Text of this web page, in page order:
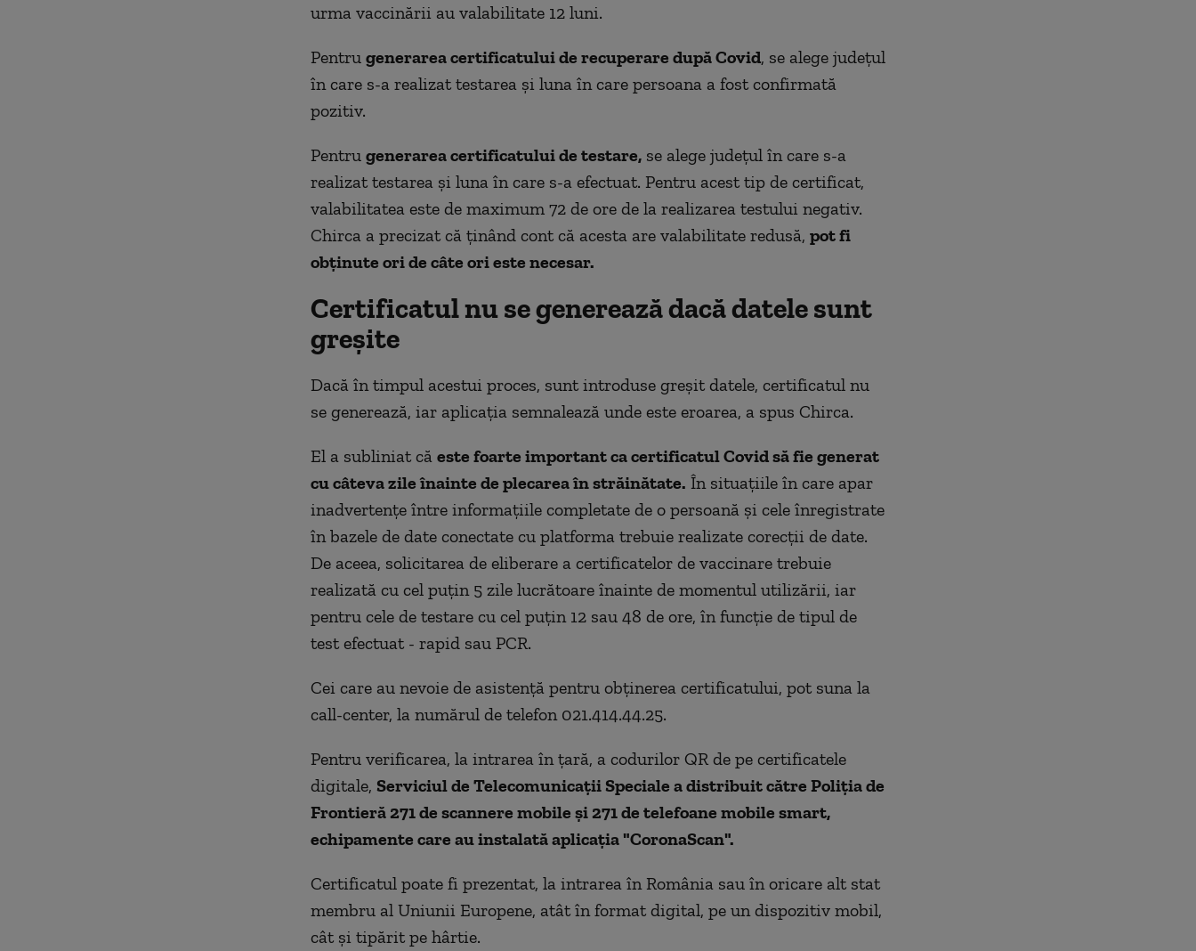
urma vaccinării au valabilitate 12 luni.
Pentru generarea certificatului de recuperare după Covid, se alege județul
în care s-a realizat testarea și luna în care persoana a fost confirmată
pozitiv.
Pentru generarea certificatului de testare,se alege județul în care s-a
realizat testarea și luna în care s-a efectuat. Pentru acest tip de certificat,
valabilitatea este de maximum 72 de ore de la realizarea testului negativ.
Chirca a precizat că ținând cont că acesta are valabilitate redusă, pot fi
obținute ori de câte ori este necesar.
Certificatul nu se generează dacă datele sunt
greșite
Dacă în timpul acestui proces, sunt introduse greșit datele, certificatul nu
se generează, iar aplicația semnalează unde este eroarea, a spus Chirca.
El a subliniat că este foarte important ca certificatul Covid să fie generat
cu câteva zile înainte de plecarea în străinătate. În situațiile în care apar
inadvertențe între informațiile completate de o persoană și cele înregistrate
în bazele de date conectate cu platforma trebuie realizate corecții de date.
De aceea, solicitarea de eliberare a certificatelor de vaccinare trebuie
realizată cu cel puțin 5 zile lucrătoare înainte de momentul utilizării, iar
pentru cele de testare cu cel puțin 12 sau 48 de ore, în funcție de tipul de
test efectuat - rapid sau PCR.
Cei care au nevoie de asistență pentru obținerea certificatului, pot suna la
call-center, la numărul de telefon 021.414.44.25.
Pentru verificarea, la intrarea în țară, a codurilor QR de pe certificatele
digitale, Serviciul de Telecomunicații Speciale a distribuit către Poliția de
Frontieră 271 de scannere mobile și 271 de telefoane mobile smart,
echipamente care au instalată aplicația "CoronaScan".
Certificatul poate fi prezentat, la intrarea în România sau în oricare alt stat
membru al Uniunii Europene, atât în format digital, pe un dispozitiv mobil,
cât și tipărit pe hârtie.